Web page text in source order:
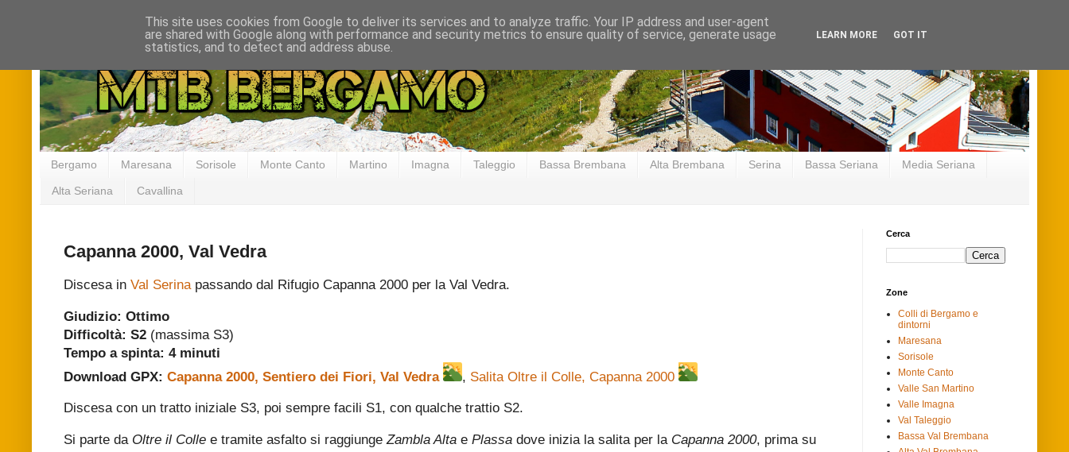
Bergamo Maresana Sorisole Monte Canto Martino Imagna Taleggio Bassa Brembana Alta Brembana Serina Bassa Seriana Media Seriana
Alta Seriana Cavallina
Capanna 2000, Val Vedra
Discesa in Val Serinapassando dal Rifugio Capanna 2000 per la Val Vedra.
Giudizio: Ottimo
Difficoltà: S2 (massima S3)
Tempo a spinta: 4 minuti
Download GPX: Capanna 2000, Sentiero dei Fiori, Val Vedra , Salita Oltre il Colle, Capanna 2000
Discesa con un tratto iniziale S3, poi sempre facili S1, con qualche trattio S2.
Si parte da Oltre il Colle e tramite asfalto si raggiungeZambla Alta e Plassa dove inizia la salita per la Capanna 2000, prima su
Cerca
Zone
Colli di Bergamo e
dintorni
Maresana
Sorisole
Monte Canto
Valle San Martino
Valle Imagna
Val Taleggio
Bassa Val Brembana
This site uses cookies from Google to deliver its services and to analyze traffic. Your IP address and user-agent
are shared with Google along with performance and security metrics to ensure quality of service, generate usage
statistics, and to detect and address abuse.
LEARN MORE GOT IT